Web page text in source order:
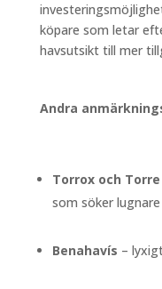
köpare som letar
havsutsikt till mer
Andra
Torrox och
som söker
Benahavís –